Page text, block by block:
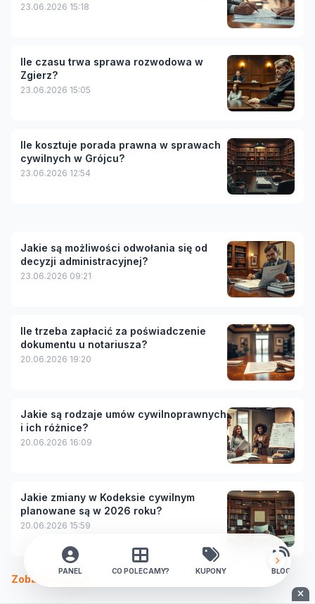
23.06.2026 15:18
Ile czasu trwa sprawa rozwodowa w
Zgierz?
23.06.2026 15:05
Ile kosztuje porada prawna w sprawach
cywilnych w Grójcu?
23.06.2026 12:54
Jakie są możliwości odwołania się od
decyzji administracyjnej?
23.06.2026 09:21
Ile trzeba zapłacić za poświadczenie
dokumentu u notariusza?
20.06.2026 19:20
Jakie są rodzaje umów cywilnoprawnych
i ich różnice?
20.06.2026 16:09
Jakie zmiany w Kodeksie cywilnym
planowane są w 2026 roku?
20.06.2026 15:59
Zobacz więcej
PANEL CO POLECAMY? KUPONY BLOG